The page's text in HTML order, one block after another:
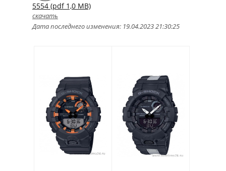
5554 (pdf 1,0 MB)
скачать
Дата последнего изменения: 19.04.2023 21:30:25